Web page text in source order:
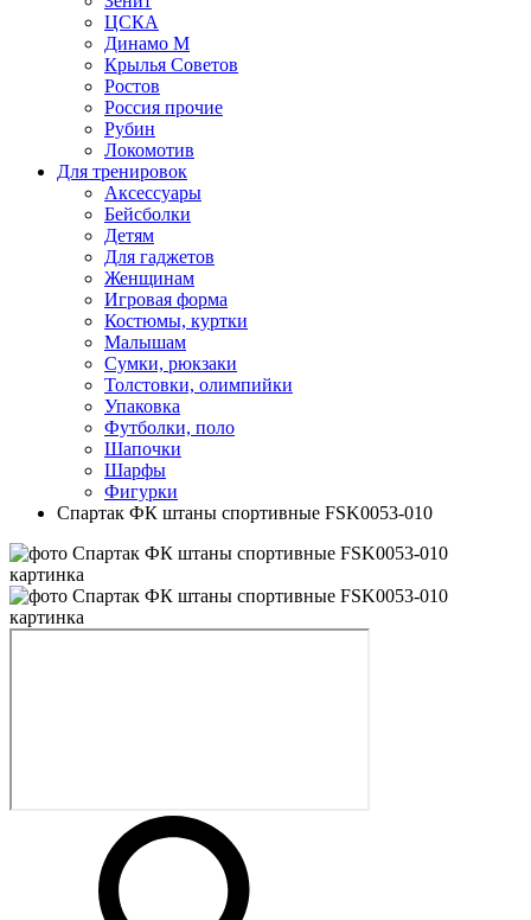
ЦСКА
Динамо М
Крылья Советов
Ростов
Россия прочие
Рубин
Локомотив
Для тренировок
Аксессуары
Бейсболки
Детям
Для гаджетов
Женщинам
Игровая форма
Костюмы, куртки
Малышам
Сумки, рюкзаки
Толстовки, олимпийки
Упаковка
Футболки, поло
Шапочки
Шарфы
Фигурки
Спартак ФК штаны спортивные FSK0053-010